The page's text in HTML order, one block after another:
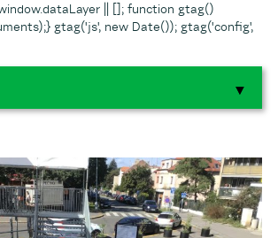
|| []; function gtag()
gtag('js', new Date()); gtag('config',
▼
▼
▼
▼